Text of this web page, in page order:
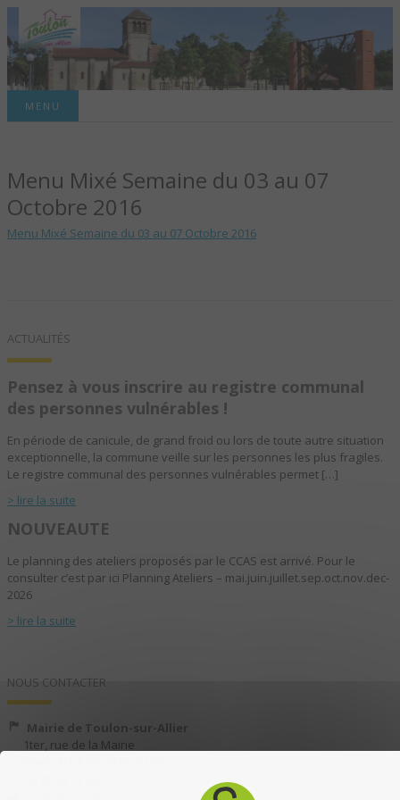
TOULON-SUR-
ALLIER – SITE
OFFICIEL DE LA
MENU
Menu Mixé Semaine du 03 au 07
Octobre 2016
Menu Mixé Semaine du 03 au 07 Octobre 2016
ACTUALITÉS
Pensez à vous inscrire au registre communal
des personnes vulnérables !
En période de canicule, de grand froid ou lors de toute autre situation
exceptionnelle, la commune veille sur les personnes les plus fragiles.
Le registre communal des personnes vulnérables permet […]
> lire la suite
NOUVEAUTE
Le planning des ateliers proposés par le CCAS est arrivé. Pour le
consulter c’est par ici Planning Ateliers – mai.juin.juillet.sep.oct.nov.dec-
2026
> lire la suite
NOUS CONTACTER
Mairie de Toulon-sur-Allier
1ter, rue de la Mairie